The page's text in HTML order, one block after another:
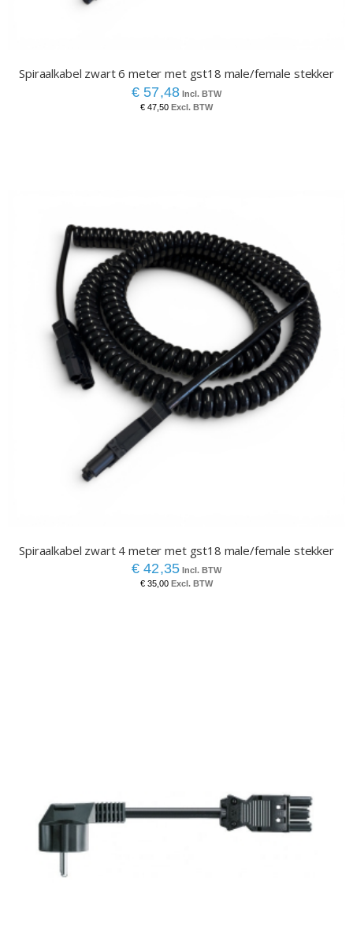
Spiraalkabel zwart 6 meter met gst18 male/female stekker
€ 57,48
€ 47,50
Spiraalkabel zwart 4 meter met gst18 male/female stekker
€ 42,35
€ 35,00